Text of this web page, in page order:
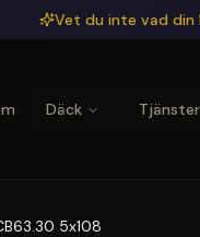
Vet du inte vad din
Däck Tjänster
5x108